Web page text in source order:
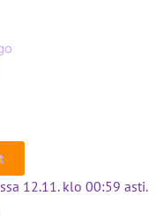
12.11. klo 00:59 asti.